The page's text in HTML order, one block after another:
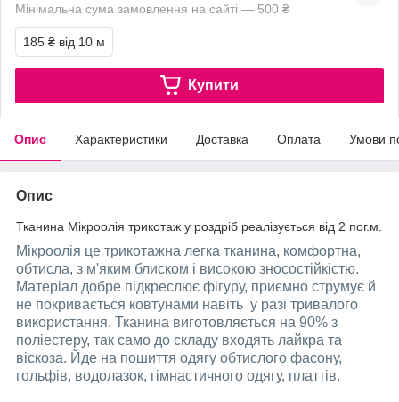
Мінімальна сума замовлення на сайті — 500 ₴
185 ₴ від 10 м
Купити
Опис Характеристики Доставка Оплата Умови
Опис
Тканина Мікроолія трикотаж у роздріб реалізується від 2 пог.м.
Мікроолія це трикотажна легка тканина, комфортна,
обтисла, з м'яким блиском і високою зносостійкістю.
Матеріал добре підкреслює фігуру, приємно струмує й
не покривається ковтунами навіть у разі тривалого
використання. Тканина виготовляється на 90% з
поліестеру, так само до складу входять лайкра та
віскоза. Йде на пошиття одягу обтислого фасону,
гольфів, водолазок, гімнастичного одягу, платтів.